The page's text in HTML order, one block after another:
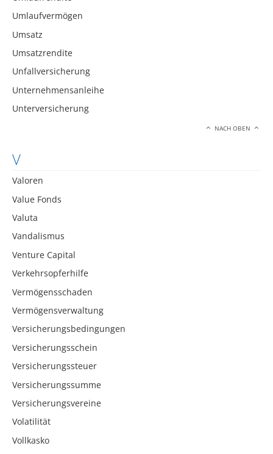
Umlaufvermögen
Umsatz
Umsatzrendite
Unfallversicherung
Unternehmensanleihe
Unterversicherung
NACH OBEN
V
Valoren
Value Fonds
Valuta
Vandalismus
Venture Capital
Verkehrsopferhilfe
Vermögensschaden
Vermögensverwaltung
Versicherungsbedingungen
Versicherungsschein
Versicherungssteuer
Versicherungssumme
Versicherungsvereine
Volatilität
Vollkasko